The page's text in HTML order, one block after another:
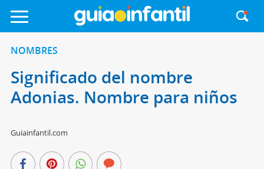
NOMBRES
Significado del nombre
Adonias. Nombre para niños
Guiainfantil.com